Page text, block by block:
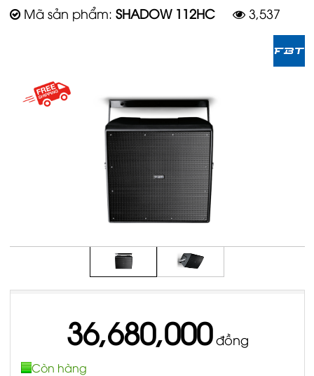
Mã sản phẩm: SHADOW 112HC 3,537
36,680,000đồng
Còn hàng